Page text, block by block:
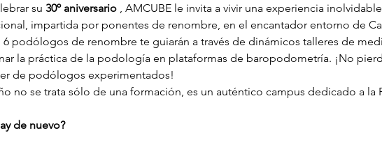
su 30º aniversario , AMCUBE le invita a vivir una experiencia
impartida por ponentes de renombre, en el encantador entorno de
6 podólogos de renombre te guiarán a través de dinámicos talleres de
la práctica de la podología en plataformas de baropodometría. ¡No
de podólogos experimentados!
no se trata sólo de una formación, es un auténtico campus dedicado a la
de nuevo?